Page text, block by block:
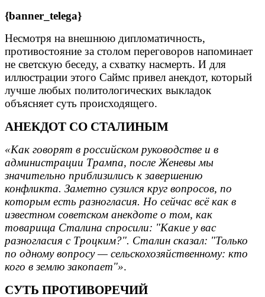
{banner_telega}
Несмотря на внешнюю дипломатичность,
противостояние за столом переговоров напоминает
не светскую беседу, а схватку насмерть. И для
иллюстрации этого Саймс привел анекдот, который
лучше любых политологических выкладок
объясняет суть происходящего.
АНЕКДОТ СО СТАЛИНЫМ
«Как говорят в российском руководстве и в
администрации Трампа, после Женевы мы
значительно приблизились к завершению
конфликта. Заметно сузился круг вопросов, по
которым есть разногласия. Но сейчас всё как в
известном советском анекдоте о том, как
товарища Сталина спросили: "Какие у вас
разногласия с Троцким?". Сталин сказал: "Только
по одному вопросу — сельскохозяйственному: кто
кого в землю закопает"».
СУТЬ ПРОТИВОРЕЧИЙ